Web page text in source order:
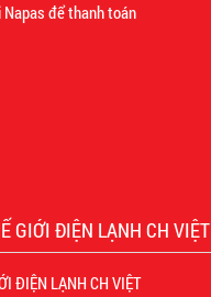
để thanh toán
GIỚI ĐIỆN LẠNH CH VIỆT
ĐIỆN LẠNH CH VIỆT